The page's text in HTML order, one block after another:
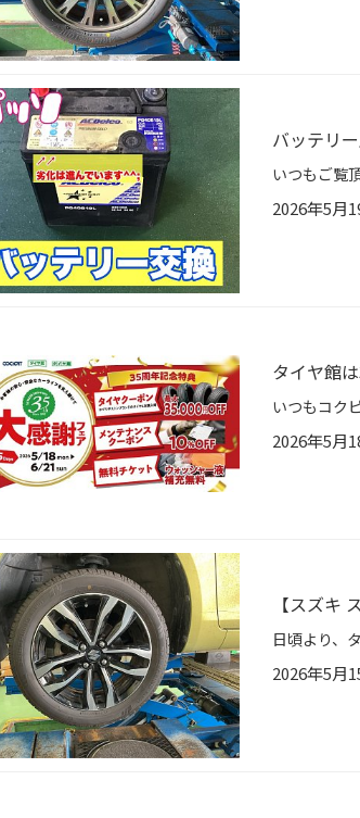
バッテリ
2026年5月
タイヤ館
2026年5月
【スズキ
2026年5月